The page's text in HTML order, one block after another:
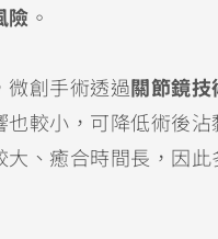
險 。
微創手術透過 關節鏡技
也較小，可降低術後
大、癒合時間長，因